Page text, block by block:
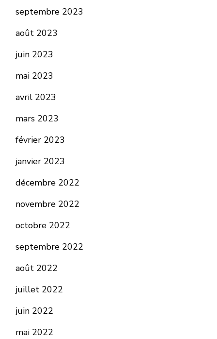
septembre 2023
août 2023
juin 2023
mai 2023
avril 2023
mars 2023
février 2023
janvier 2023
décembre 2022
novembre 2022
octobre 2022
septembre 2022
août 2022
juillet 2022
juin 2022
mai 2022